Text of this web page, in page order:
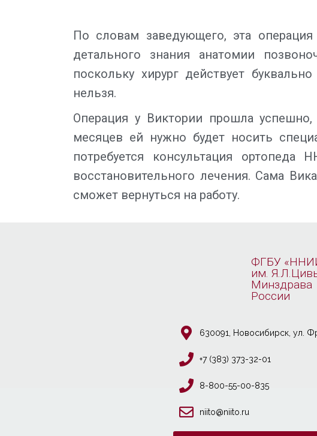
По словам заведующего, эта операция
детального знания анатомии
поскольку хирург действует
нельзя.
Операция у Виктории прошла
месяцев ей нужно будет носить
потребуется консультация
восстановительного лечения. Сама
сможет вернуться на работу.
ФГБУ
им.
Минздрава
России
630091, Новосибирcк, ул.
+7 (383) 373-32-01
8-800-55-00-835
niito@niito.ru